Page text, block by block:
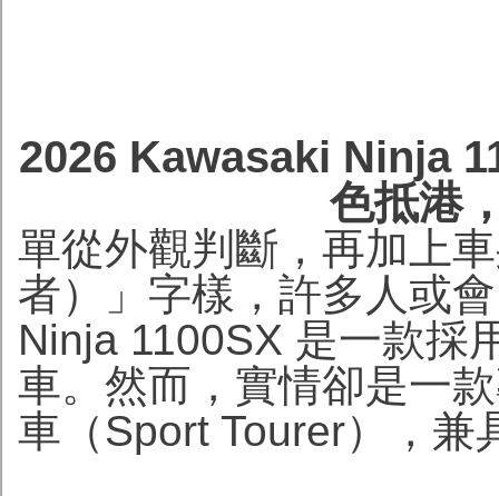
2026 Kawasaki Ninja
色抵港
單從外觀判斷，再加上
者）」字樣，許多人或
Ninja 1100SX 是一款採
車。然而，實情卻是一
車（Sport Tourer），兼